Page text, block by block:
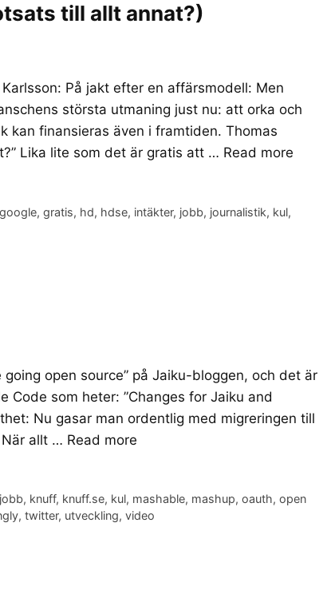
till allt annat?)
På jakt efter en affärsmodell: Men
största utmaning just nu: att orka och
kan finansieras även i framtiden. Thomas
Lika lite som det är gratis att … Read more
google,gratis, hd, hdse, intäkter, jobb, journalistik, kul,
going open source” på Jaiku-bloggen, och det är
som heter: ”Changes for Jaiku and
Nu gasar man ordentlig med migreringen till
När allt … Read more
jobb, knuff, knuff.se, kul, mashable, mashup,oauth,open
, twitter, utveckling, video